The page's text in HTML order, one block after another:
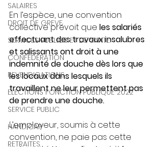
SALAIRES
DROIT DE GREVE
SERVICES PUBLICS ET DE SANTE
CONFEDERATION
REVENDICATIONS
ELECTIONS FONCTION PUBLIQUE 2022
SERVICE PUBLIC
HANDICAP
RETRAITES
En l’espèce, une convention
collective prévoit que les salariés
effectuant des travaux insalubres
et salissants ont droit à une
indemnité de douche dès lors que
les locaux dans lesquels ils
travaillent ne leur permettent pas
de prendre une douche.
L’employeur, soumis à cette
convention, ne paie pas cette